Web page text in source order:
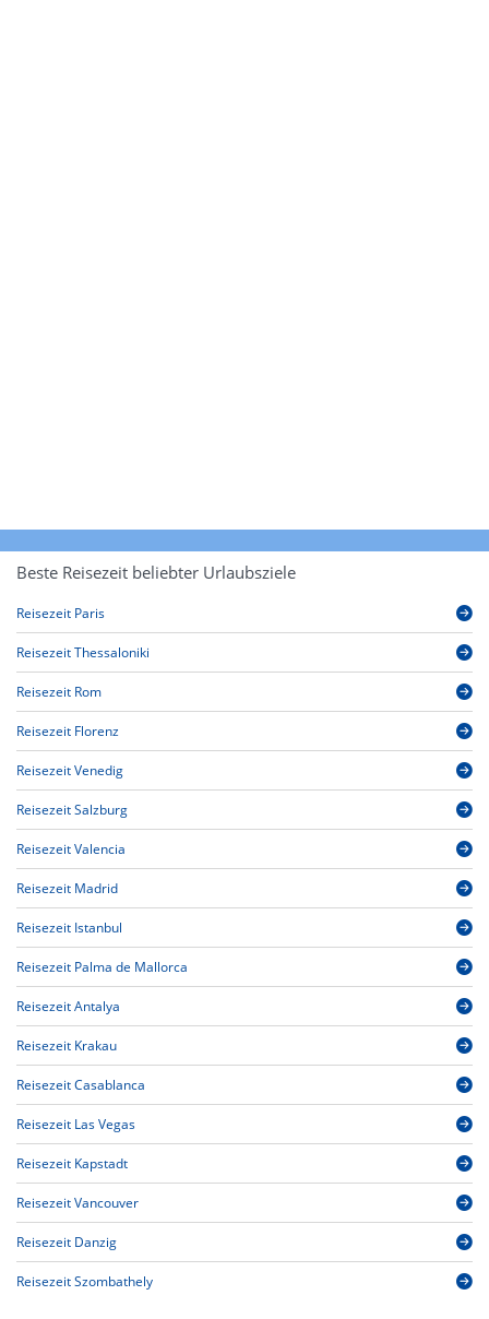
Beste Reisezeit beliebter Urlaubsziele
Reisezeit Paris
Reisezeit Thessaloniki
Reisezeit Rom
Reisezeit Florenz
Reisezeit Venedig
Reisezeit Salzburg
Reisezeit Valencia
Reisezeit Madrid
Reisezeit Istanbul
Reisezeit Palma de Mallorca
Reisezeit Antalya
Reisezeit Krakau
Reisezeit Casablanca
Reisezeit Las Vegas
Reisezeit Kapstadt
Reisezeit Vancouver
Reisezeit Danzig
Reisezeit Szombathely